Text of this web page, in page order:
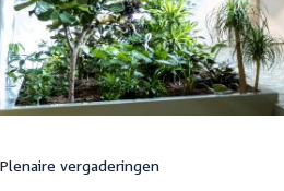
Plenaire vergaderingen